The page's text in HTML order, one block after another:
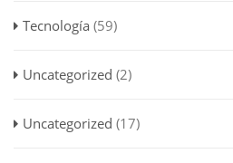
Tecnología (59)
Uncategorized (2)
Uncategorized (17)